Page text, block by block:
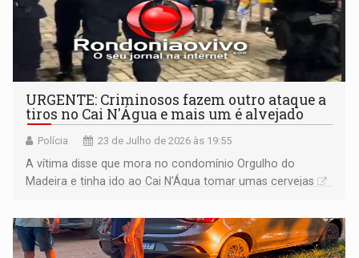
URGENTE: Criminosos fazem outro ataque a
tiros no Cai N'Água e mais um é alvejado
Polícia 23 de Julho de 2026 às 19:55
A vítima disse que mora no condomínio Orgulho do
Madeira e tinha ido ao Cai N'Água tomar umas cervejas